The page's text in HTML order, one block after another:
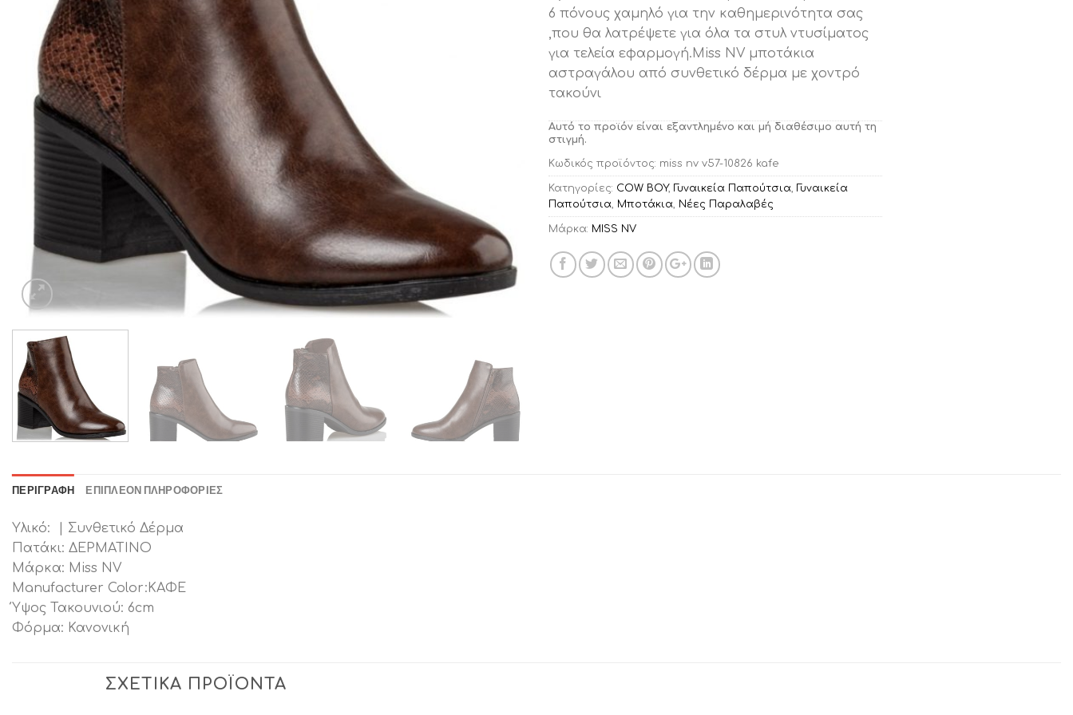
6 πόνους χαμηλό για την καθημερινότητα σας
,που θα λατρέψετε για όλα τα στυλ ντυσίματος
για τελεία εφαρμογή.Miss NV μποτάκια
αστραγάλου από συνθετικό δέρμα με χοντρό
τακούνι
Αυτό το προϊόν είναι εξαντλημένο και μή διαθέσιμο αυτή τη
στιγμή.
Κωδικός προϊόντος: miss nv v57-10826 kafe
Κατηγορίες: COW BOY, Γυναικεία Παπούτσια, Γυναικεία
Παπούτσια, Μποτάκια, Νέες Παραλαβές
Μάρκα: MISS NV
ΠΕΡΙΓΡΑΦΉ ΕΠΙΠΛΈΟΝ ΠΛΗΡΟΦΟΡΊΕΣ
Υλικό: | Συνθετικό Δέρμα
Πατάκι: ΔΕΡΜΑΤΙΝΟ
Μάρκα: Miss NV
Manufacturer Color:ΚΑΦΕ
Ύψος Τακουνιού: 6cm
Φόρμα: Κανονική
ΣΧΕΤΙΚΆ ΠΡΟΪΌΝΤΑ